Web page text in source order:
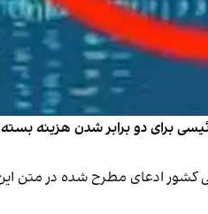
برای دو برابر شدن هزینه
کشور ادعای مطرح شده در متن